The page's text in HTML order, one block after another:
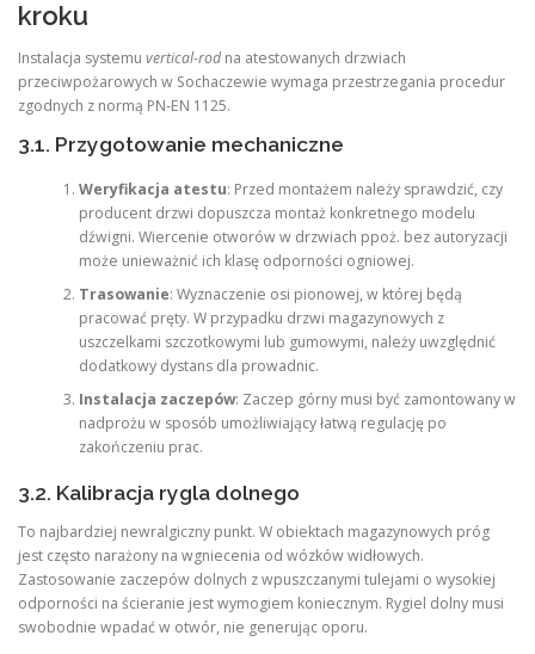
kroku
Instalacja systemu vertical-rodna atestowanych drzwiach
przeciwpożarowych w Sochaczewie wymaga przestrzegania procedur
zgodnych z normą PN-EN 1125.
3.1. Przygotowanie mechaniczne
Weryfikacja atestu: Przed montażem należy sprawdzić, czy
producent drzwi dopuszcza montaż konkretnego modelu
dźwigni. Wiercenie otworów w drzwiach ppoż. bez autoryzacji
może unieważnić ich klasę odporności ogniowej.
Trasowanie: Wyznaczenie osi pionowej, w której będą
pracować pręty. W przypadku drzwi magazynowych z
uszczelkami szczotkowymi lub gumowymi, należy uwzględnić
dodatkowy dystans dla prowadnic.
Instalacja zaczepów: Zaczep górny musi być zamontowany w
nadprożu w sposób umożliwiający łatwą regulację po
zakończeniu prac.
3.2. Kalibracja rygla dolnego
To najbardziej newralgiczny punkt. W obiektach magazynowych próg
jest często narażony na wgniecenia od wózków widłowych.
Zastosowanie zaczepów dolnych z wpuszczanymi tulejami o wysokiej
odporności na ścieranie jest wymogiem koniecznym. Rygiel dolny musi
swobodnie wpadać w otwór, nie generując oporu.